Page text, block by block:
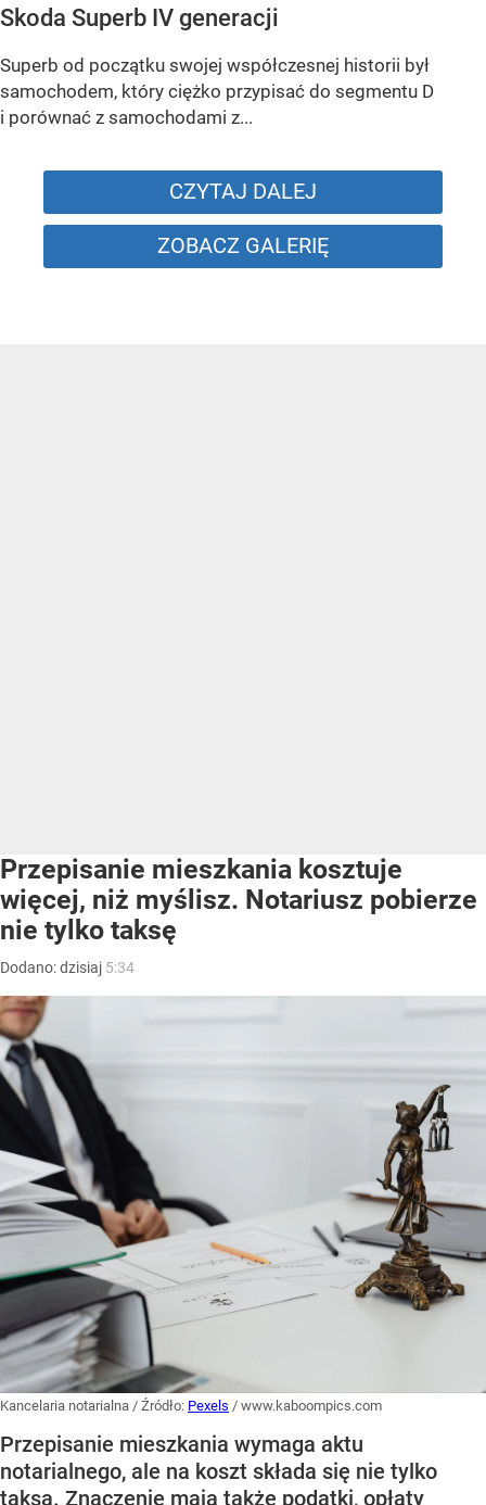
Skoda Superb IV generacji
Superb od początku swojej współczesnej historii był
samochodem, który ciężko przypisać do segmentu D
i porównać z samochodami z...
CZYTAJ DALEJ
ZOBACZ GALERIĘ
Przepisanie mieszkania kosztuje
więcej, niż myślisz. Notariusz pobierze
nie tylko taksę
Dodano:dzisiaj 5:34
Kancelaria notarialna / Źródło: Pexels / www.kaboompics.com
Przepisanie mieszkania wymaga aktu
notarialnego, ale na koszt składa się nie tylko
taksa. Znaczenie mają także podatki, opłaty